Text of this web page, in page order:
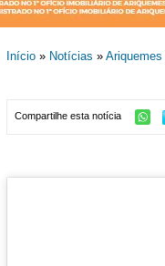
Início» Notícias » Ariquemes
Compartilhe esta notícia